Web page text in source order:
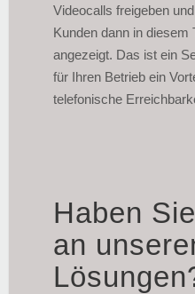
Videocalls freigeben
Kunden dann in diesem
angezeigt. Das ist ein
für Ihren Betrieb ein
telefonische
Haben
an